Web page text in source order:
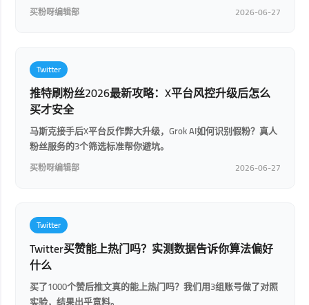
买粉呀编辑部 2026-06-27
Twitter
推特刷粉丝2026最新攻略：X平台风控升级后怎么
买才安全
马斯克接手后X平台反作弊大升级，Grok AI如何识别假粉？真人
粉丝服务的3个筛选标准帮你避坑。
买粉呀编辑部 2026-06-27
Twitter
Twitter买赞能上热门吗？实测数据告诉你算法偏好
什么
买了1000个赞后推文真的能上热门吗？我们用3组账号做了对照